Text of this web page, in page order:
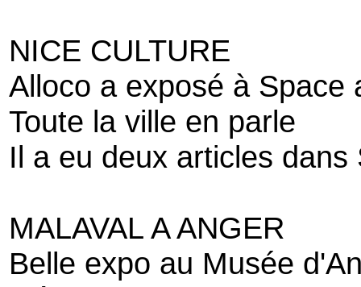
NICE CULTURE
Alloco a exposé à Space
Toute la ville en parle
Il a eu deux articles
MALAVAL A ANGER
Belle expo au Musée